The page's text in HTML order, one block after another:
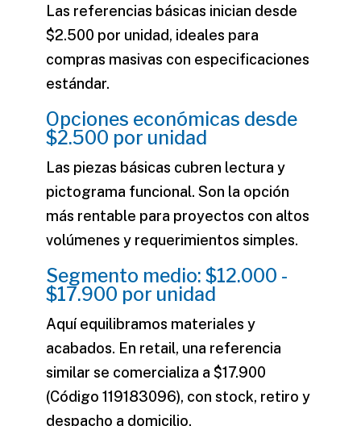
Las referencias básicas inician desde
$2.500 por unidad, ideales para
compras masivas con especificaciones
estándar.
Opciones económicas desde
$2.500 por unidad
Las piezas básicas cubren lectura y
pictograma funcional. Son la opción
más rentable para proyectos con altos
volúmenes y requerimientos simples.
Segmento medio: $12.000 -
$17.900 por unidad
Aquí equilibramos materiales y
acabados. En retail, una referencia
similar se comercializa a $17.900
(Código 119183096), con stock, retiro y
despacho a domicilio.